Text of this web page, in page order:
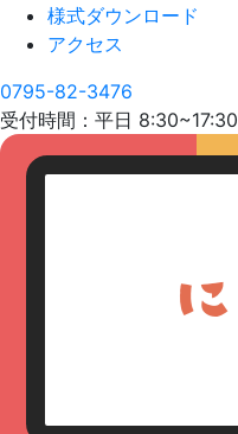
様式ダウンロード
アクセス
0795-82-3476
受付時間：平日 8:30~17:30